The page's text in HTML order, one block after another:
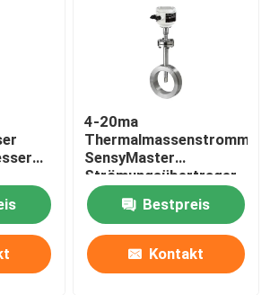
4-20ma
SensyMaster
Strömungsübertrager
Vortex FMT200
Bestpreis
Kontakt